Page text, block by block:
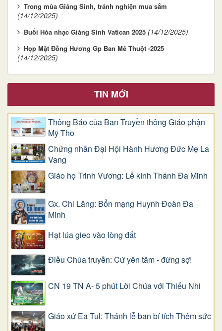
Trong mùa Giáng Sinh, tránh nghiện mua sắm
(14/12/2025)
Buổi Hòa nhạc Giáng Sinh Vatican 2025 (14/12/2025)
Họp Mặt Đồng Hương Gp Ban Mê Thuột -2025
(14/12/2025)
TIN MỚI
Thông Báo của Ban Truyền thông Giáo phận
Mỹ Tho
Chứng nhân Đại Hội Hành Hương Đức Mẹ La
Vang
Giáo họ Trinh Vương: Lễ kính Thánh Đa Minh
Gx. Chi Lăng: Bổn mạng Huynh Đoàn Đa
Minh
Hạt lúa gieo vào lòng đất
Điều Chúa truyền: Cứ yên tâm - đừng sợ!
CN 19 TN A- 5 phút Lời Chúa với Thiếu Nhi
Giáo xứ Ea Tul: Thánh lễ ban bí tích Thêm sức